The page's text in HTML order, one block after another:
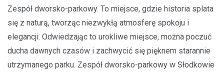
Zespół dworsko-parkowy. To miejsce, gdzie historia splata
się z naturą, tworząc niezwykłą atmosferę spokoju i
elegancji. Odwiedzając to urokliwe miejsce, można poczuć
ducha dawnych czasów i zachwycić się pięknem starannie
utrzymanego parku. Zespół dworsko-parkowy w Słodkowie